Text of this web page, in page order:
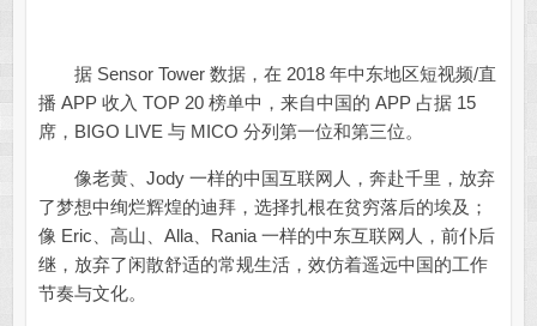
据 Sensor Tower 数据，在 2018 年中东地区短视频/直
播 APP 收入 TOP 20 榜单中，来自中国的 APP 占据 15
席，BIGO LIVE 与 MICO 分列第一位和第三位。
像老黄、Jody 一样的中国互联网人，奔赴千里，放弃
了梦想中绚烂辉煌的迪拜，选择扎根在贫穷落后的埃及；
像 Eric、高山、Alla、Rania 一样的中东互联网人，前仆后
继，放弃了闲散舒适的常规生活，效仿着遥远中国的工作
节奏与文化。